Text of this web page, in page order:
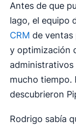
Antes de que
lago, el equipo
CRM de
y optimización
mucho tiempo.
descubrieron
Rodrigo sabía